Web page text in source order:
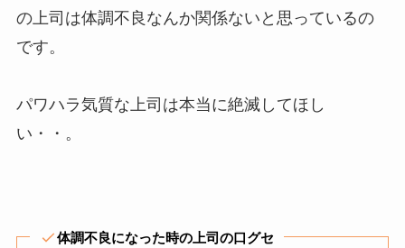
の上司は体調不良なんか関係ないと思っているの
です。
パワハラ気質な上司は本当に絶滅してほし
い・・。
体調不良になった時の上司の口グセ